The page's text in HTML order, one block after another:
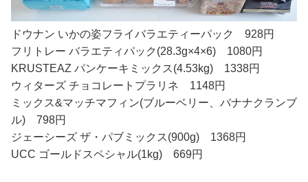
ドウナン いかの姿フライバラエティーパック 928円
フリトレー バラエティパック(28.3g×4×6) 1080円
KRUSTEAZ パンケーキミックス(4.53kg) 1338円
ウィターズ チョコレートプラリネ 1148円
ミックス&マッチマフィン(ブルーベリー、バナナクランブ
ル) 798円
ジェーシーズ ザ・パブミックス(900g) 1368円
UCC ゴールドスペシャル(1kg) 669円